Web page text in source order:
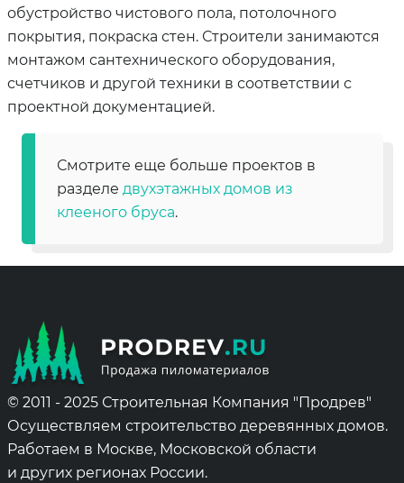
обустройство чистового пола, потолочного
покрытия, покраска стен. Строители занимаются
монтажом сантехнического оборудования,
счетчиков и другой техники в соответствии с
проектной документацией.
Смотрите еще больше проектов в
разделе двухэтажных домов из
клееного бруса.
© 2011 - 2025 Строительная Компания "Продрев"
Осуществляем строительство деревянных домов.
Работаем в Москве, Московской области
и других регионах России.